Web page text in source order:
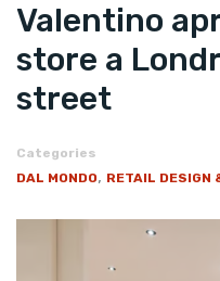
Valentino
store a
street
Categories
DAL MONDO, RETAIL DESIGN